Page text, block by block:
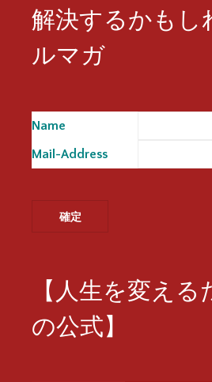
解決するかもし
ルマガ
Name
Mail-Address
【人生を変え
の公式】